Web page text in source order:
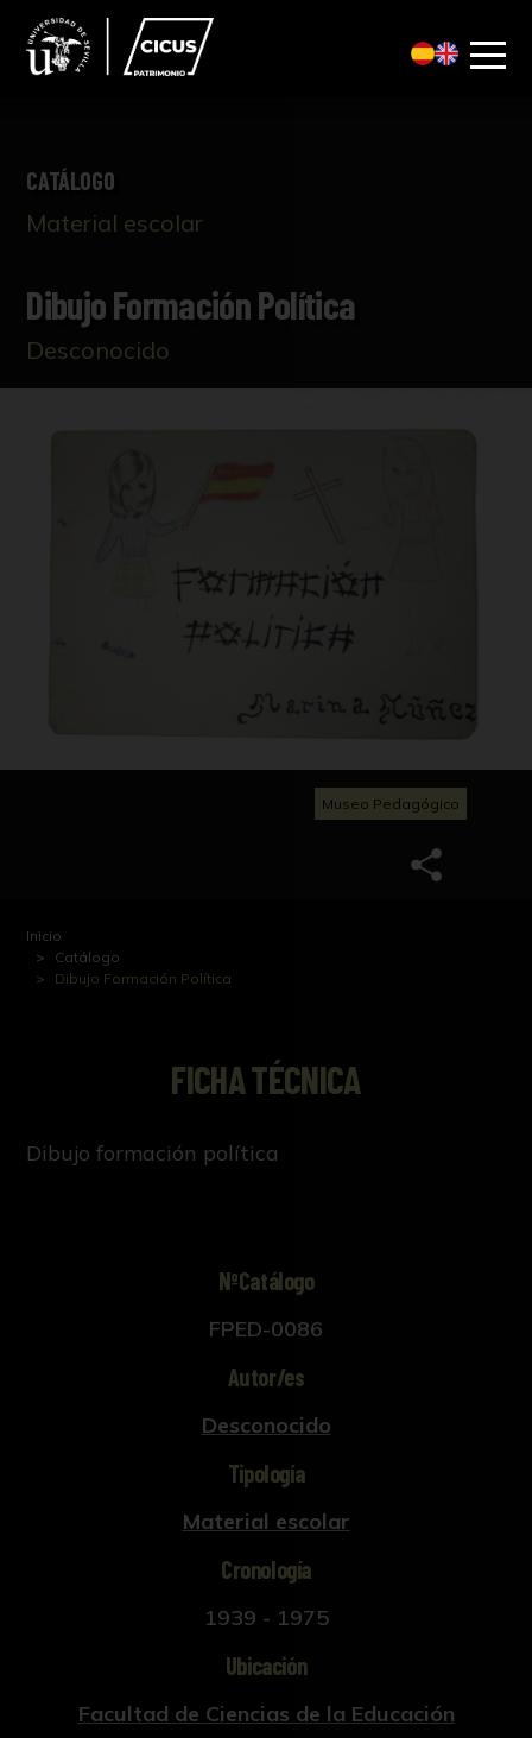
CATÁLOGO
Material escolar
Dibujo Formación Política
Desconocido
Museo Pedagógico
Inicio
Catálogo
Dibujo Formación Política
FICHA TÉCNICA
Dibujo formación política
NºCatálogo
FPED-0086
Autor/es
Desconocido
Tipología
Material escolar
Cronología
1939 - 1975
Ubicación
Facultad de Ciencias de la Educación